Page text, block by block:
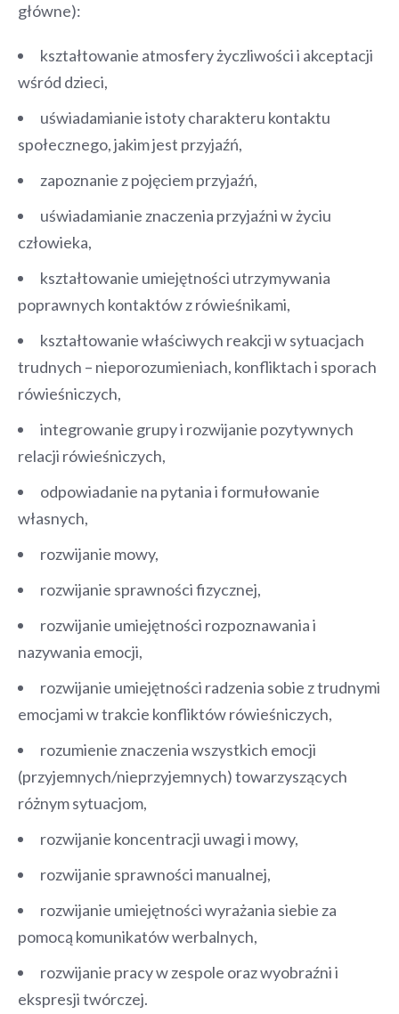
główne):
kształtowanie atmosfery życzliwości i akceptacji
wśród dzieci,
uświadamianie istoty charakteru kontaktu
społecznego, jakim jest przyjaźń,
zapoznanie z pojęciem przyjaźń,
uświadamianie znaczenia przyjaźni w życiu
człowieka,
kształtowanie umiejętności utrzymywania
poprawnych kontaktów z rówieśnikami,
kształtowanie właściwych reakcji w sytuacjach
trudnych – nieporozumieniach, konfliktach i sporach
rówieśniczych,
integrowanie grupy i rozwijanie pozytywnych
relacji rówieśniczych,
odpowiadanie na pytania i formułowanie
własnych,
rozwijanie mowy,
rozwijanie sprawności fizycznej,
rozwijanie umiejętności rozpoznawania i
nazywania emocji,
rozwijanie umiejętności radzenia sobie z trudnymi
emocjami w trakcie konfliktów rówieśniczych,
rozumienie znaczenia wszystkich emocji
(przyjemnych/nieprzyjemnych) towarzyszących
różnym sytuacjom,
rozwijanie koncentracji uwagi i mowy,
rozwijanie sprawności manualnej,
rozwijanie umiejętności wyrażania siebie za
pomocą komunikatów werbalnych,
rozwijanie pracy w zespole oraz wyobraźni i
ekspresji twórczej.